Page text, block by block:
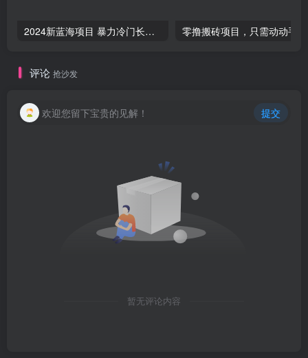
2024新蓝海项目 暴力冷门长期稳定 纯手机操作 单日收益3000+ 小白当天上手
评论 抢沙发
欢迎您留下宝贵的见解！ 提交
暂无评论内容